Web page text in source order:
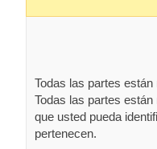
Todas las partes
Todas las partes
que usted pueda
pertenecen.